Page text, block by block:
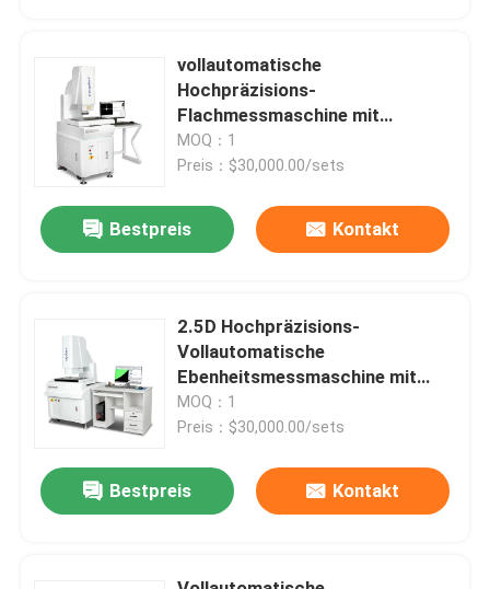
Videos
Über uns
Werksbesichtigung
Kontakt mit uns
Neuigkeiten
Rechtssachen
Cnc-Visions-Messmaschine
vollautomatische
Hochpräzisions-
Flachmessmaschine mit
Granitmaterial für optische
Messungen
MOQ：1
Preis：$30,000.00/sets
Bestpreis Kontakt
2.5D Hochpräzisions-
Vollautomatische
Ebenheitsmessmaschine mit
Granitmaterial für industrielle
Bildverarbeitung
MOQ：1
Preis：$30,000.00/sets
Bestpreis Kontakt